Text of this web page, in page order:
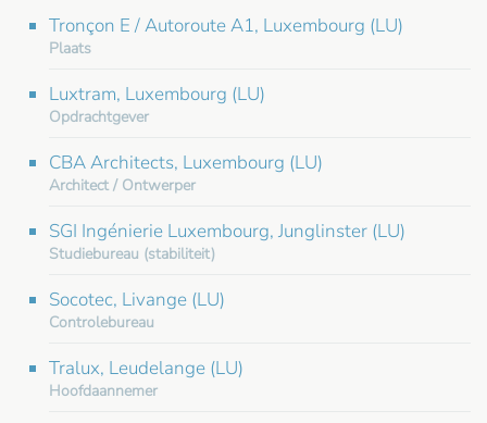
Tronçon E / Autoroute A1, Luxembourg (LU)
Plaats
Luxtram, Luxembourg (LU)
Opdrachtgever
CBA Architects, Luxembourg (LU)
Architect / Ontwerper
SGI Ingénierie Luxembourg, Junglinster (LU)
Studiebureau (stabiliteit)
Socotec, Livange (LU)
Controlebureau
Tralux, Leudelange (LU)
Hoofdaannemer